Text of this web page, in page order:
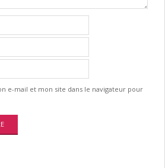
e-mail et mon site dans le navigateur pour